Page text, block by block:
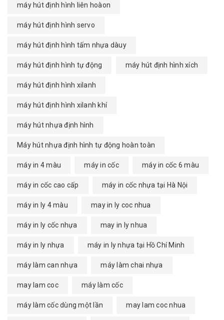
máy hút định hình liên hoàon
máy hút định hình servo
máy hút định hình tấm nhựa dàuy
máy hút định hình tự động máy hút định hình xích
máy hút định hình xilanh
máy hút định hình xilanh khí
máy hút nhựa định hình
Máy hút nhựa định hình tự động hoàn toàn
máy in 4 màu máy in cốc máy in cốc 6 màu
máy in cốc cao cấp máy in cốc nhựa tại Hà Nội
máy in ly 4 màu may in ly coc nhua
máy in ly cốc nhựa may in ly nhua
máy in ly nhựa máy in ly nhựa tại Hồ Chí Minh
máy làm can nhựa máy làm chai nhựa
may lam coc máy làm cốc
máy làm cốc dùng một lần may lam coc nhua